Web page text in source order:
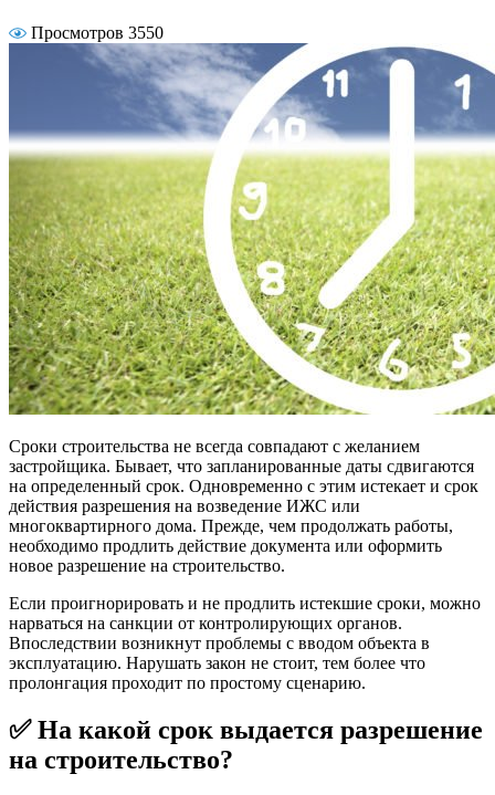
Просмотров 3550
Сроки строительства не всегда совпадают с желанием
застройщика. Бывает, что запланированные даты сдвигаются
на определенный срок. Одновременно с этим истекает и срок
действия разрешения на возведение ИЖС или
многоквартирного дома. Прежде, чем продолжать работы,
необходимо продлить действие документа или оформить
новое разрешение на строительство.
Если проигнорировать и не продлить истекшие сроки, можно
нарваться на санкции от контролирующих органов.
Впоследствии возникнут проблемы с вводом объекта в
эксплуатацию. Нарушать закон не стоит, тем более что
пролонгация проходит по простому сценарию.
✅ На какой срок выдается разрешение
на строительство?